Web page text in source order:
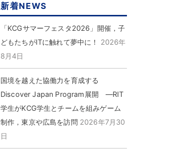
新着NEWS
「KCGサマーフェスタ2026」開催，子
どもたちがITに触れて夢中に！
2026年
8月4日
国境を越えた協働力を育成する
Discover Japan Program展開 ―RIT
学生がKCG学生とチームを組みゲーム
制作，東京や広島を訪問 2026年7月30
日